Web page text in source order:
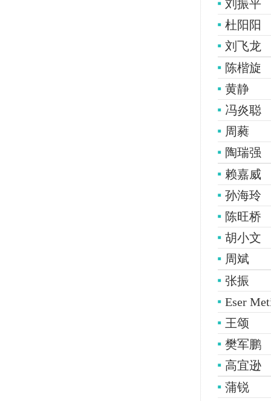
刘振平
杜阳阳
刘飞龙
陈楷旋
黄静
冯炎聪
周蕤
陶瑞强
赖嘉威
孙海玲
陈旺桥
胡小文
周斌
张振
Eser
王颂
樊军鹏
高宜逊
蒲锐